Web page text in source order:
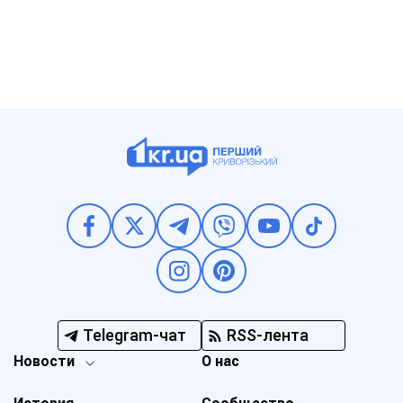
Telegram-чат RSS-лента
Новости О нас